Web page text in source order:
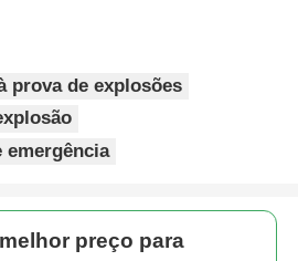
prova de explosões
emergência
preço para